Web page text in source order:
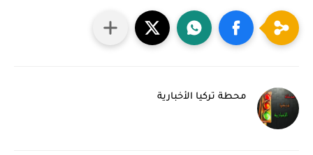
محطة تركيا الأخبارية